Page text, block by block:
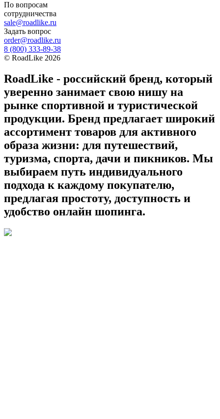
По вопросам
сотрудничества
sale@roadlike.ru
Задать вопрос
order@roadlike.ru
8 (800) 333-89-38
© RoadLike 2026
RoadLike - российский бренд, который
уверенно занимает свою нишу на
рынке спортивной и туристической
продукции. Бренд предлагает широкий
ассортимент товаров для активного
образа жизни: для путешествий,
туризма, спорта, дачи и пикников. Мы
выбираем путь индивидуального
подхода к каждому покупателю,
предлагая простоту, доступность и
удобство онлайн шопинга.